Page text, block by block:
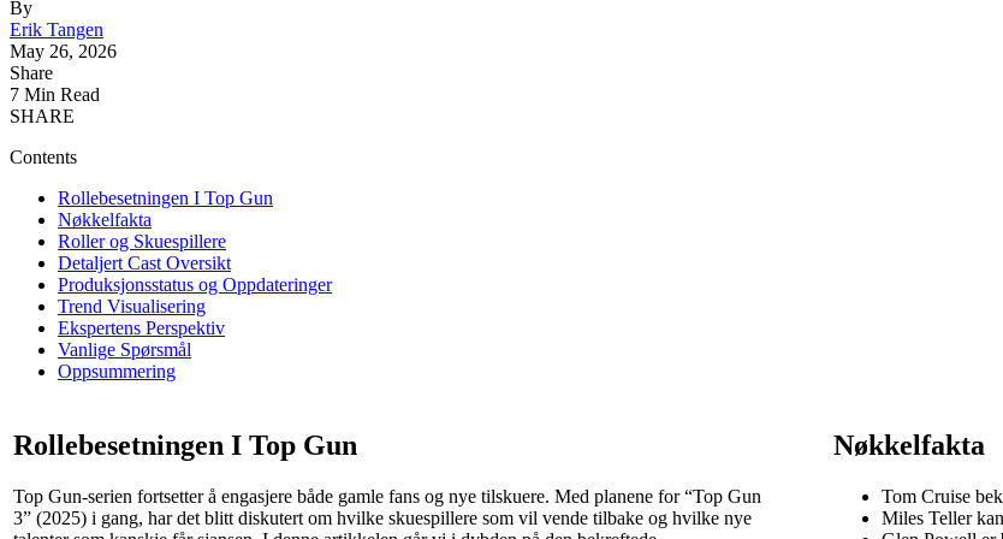
By
Erik Tangen
May 26, 2026
Share
7 Min Read
SHARE
Contents
Rollebesetningen I Top Gun
Nøkkelfakta
Roller og Skuespillere
Detaljert Cast Oversikt
Produksjonsstatus og Oppdateringer
Trend Visualisering
Ekspertens Perspektiv
Vanlige Spørsmål
Oppsummering
Rollebesetningen I Top Gun
Top Gun-serien fortsetter å engasjere både gamle fans og nye tilskuere. Med planene for “Top Gun
3” (2025) i gang, har det blitt diskutert om hvilke skuespillere som vil vende tilbake og hvilke nye
Nøkkelfakta
Tom Cruise
Miles Teller